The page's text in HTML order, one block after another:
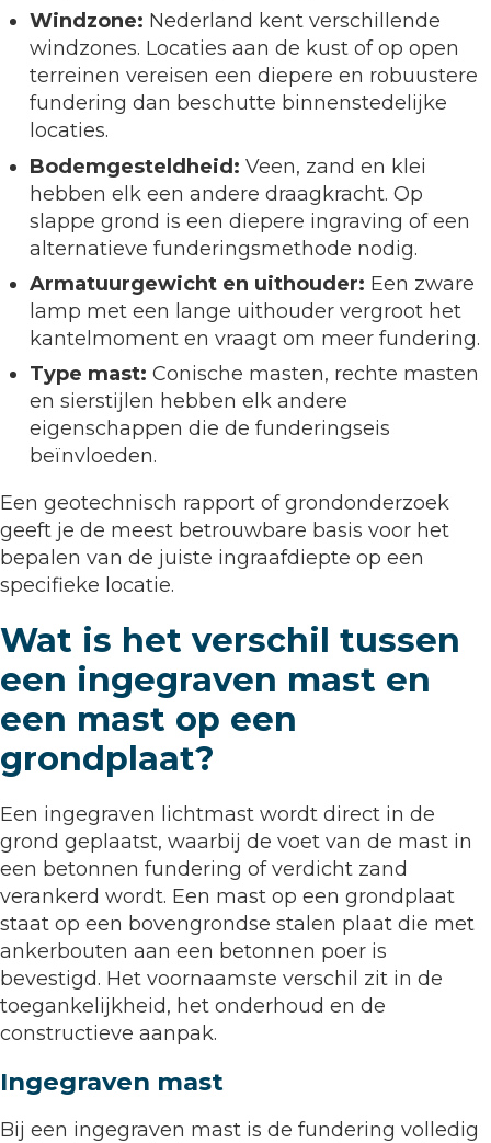
Windzone: Nederland kent verschillende
windzones. Locaties aan de kust of op open
terreinen vereisen een diepere en robuustere
fundering dan beschutte binnenstedelijke
locaties.
Bodemgesteldheid: Veen, zand en klei
hebben elk een andere draagkracht. Op
slappe grond is een diepere ingraving of een
alternatieve funderingsmethode nodig.
Armatuurgewicht en uithouder: Een zware
lamp met een lange uithouder vergroot het
kantelmoment en vraagt om meer fundering.
Type mast: Conische masten, rechte masten
en sierstijlen hebben elk andere
eigenschappen die de funderingseis
beïnvloeden.
Een geotechnisch rapport of grondonderzoek
geeft je de meest betrouwbare basis voor het
bepalen van de juiste ingraafdiepte op een
specifieke locatie.
Wat is het verschil tussen
een ingegraven mast en
een mast op een
grondplaat?
Een ingegraven lichtmast wordt direct in de
grond geplaatst, waarbij de voet van de mast in
een betonnen fundering of verdicht zand
verankerd wordt. Een mast op een grondplaat
staat op een bovengrondse stalen plaat die met
ankerbouten aan een betonnen poer is
bevestigd. Het voornaamste verschil zit in de
toegankelijkheid, het onderhoud en de
constructieve aanpak.
Ingegraven mast
Bij een ingegraven mast is de fundering volledig